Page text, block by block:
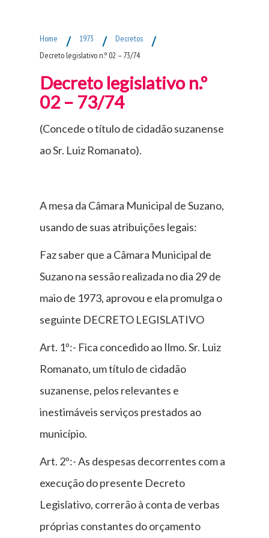
Home / 1973 / Decretos /
Decreto legislativo n.º 02 – 73/74
Decreto legislativo n.º
02 – 73/74
(Concede o título de cidadão suzanense
ao Sr. Luiz Romanato).
A mesa da Câmara Municipal de Suzano,
usando de suas atribuições legais:
Faz saber que a Câmara Municipal de
Suzano na sessão realizada no dia 29 de
maio de 1973, aprovou e ela promulga o
seguinte DECRETO LEGISLATIVO
Art. 1º:- Fica concedido ao Ilmo. Sr. Luiz
Romanato, um título de cidadão
suzanense, pelos relevantes e
inestimáveis serviços prestados ao
município.
Art. 2º:- As despesas decorrentes com a
execução do presente Decreto
Legislativo, correrão à conta de verbas
próprias constantes do orçamento